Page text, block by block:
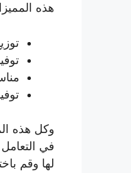
هذه
وكل هذه
في
لها وقم